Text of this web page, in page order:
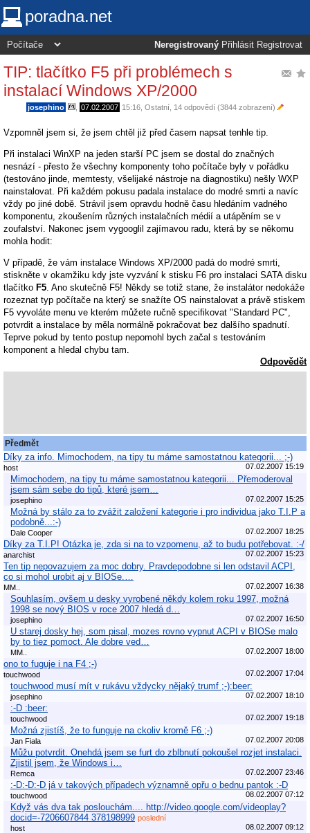
poradna.net
Neregistrovaný Přihlásit Registrovat
TIP: tlačítko F5 při problémech s
instalací Windows XP/2000
josephino 07.02.2007 15:16 Ostatní , 14 odpovědí (3844 zobrazení)
Vzpomněl jsem si, že jsem chtěl již před časem napsat tenhle tip.
Při instalaci WinXP na jeden starší PC jsem se dostal do značných
nesnází - přesto že všechny komponenty toho počítače byly v pořádku
(testováno jinde, memtesty, všelijaké nástroje na diagnostiku) nešly WXP
nainstalovat. Při každém pokusu padala instalace do modré smrti a navíc
vždy po jiné době. Strávil jsem opravdu hodně času hledáním vadného
komponentu, zkoušením různých instalačních médií a utápěním se v
zoufalství. Nakonec jsem vygooglil zajímavou radu, která by se někomu
mohla hodit:
V případě, že vám instalace Windows XP/2000 padá do modré smrti,
stiskněte v okamžiku kdy jste vyzvání k stisku F6 pro instalaci SATA disku
tlačítko F5. Ano skutečně F5! Někdy se totiž stane, že instalátor nedokáže
rozeznat typ počítače na který se snažíte OS nainstalovat a právě stiskem
F5 vyvoláte menu ve kterém můžete ručně specifikovat "Standard PC",
potvrdit a instalace by měla normálně pokračovat bez dalšího spadnutí.
Teprve pokud by tento postup nepomohl bych začal s testováním
komponent a hledal chybu tam.
Odpovědět
Předmět
Díky za info. Mimochodem, na tipy tu máme samostatnou kategorii... ;-)
host 07.02.2007 15:19
Mimochodem, na tipy tu máme samostatnou kategorii... Přemoderoval
jsem sám sebe do tipů, které jsem…
josephino 07.02.2007 15:25
Možná by stálo za to zvážit založení kategorie i pro individua jako T.I.P a
podobně...:-)
Dale Cooper 07.02.2007 18:25
Díky za T.I.P! Otázka je, zda si na to vzpomenu, až to budu potřebovat. :-/
anarchist 07.02.2007 15:23
Ten tip nepovazujem za moc dobry. Pravdepodobne si len odstavil ACPI,
co si mohol urobit aj v BIOSe.…
MM.. 07.02.2007 16:38
Souhlasím, ovšem u desky vyrobené někdy kolem roku 1997, možná
1998 se nový BIOS v roce 2007 hledá d…
josephino 07.02.2007 16:50
U starej dosky hej, som pisal, mozes rovno vypnut ACPI v BIOSe malo
by to tiez pomoct. Ale dobre ved…
MM.. 07.02.2007 18:00
ono to fuguje i na F4 ;-)
touchwood 07.02.2007 17:04
touchwood musí mít v rukávu vždycky nějaký trumf ;-):beer:
josephino 07.02.2007 18:10
:-D :beer:
touchwood 07.02.2007 19:18
Možná zjistíš, že to funguje na ckoliv kromě F6 ;-)
Jan Fiala 07.02.2007 20:08
Můžu potvrdit. Onehdá jsem se furt do zblbnutí pokoušel rozjet instalaci.
Zjistil jsem, že Windows i…
Remca 07.02.2007 23:46
:-D:-D:-D já v takových případech významně opřu o bednu pantok :-D
touchwood 08.02.2007 07:12
Když vás dva tak poslouchám.... http://video.google.com/videoplay?
docid=-7206607844 378198999 poslední
host
08.02.2007 09:12